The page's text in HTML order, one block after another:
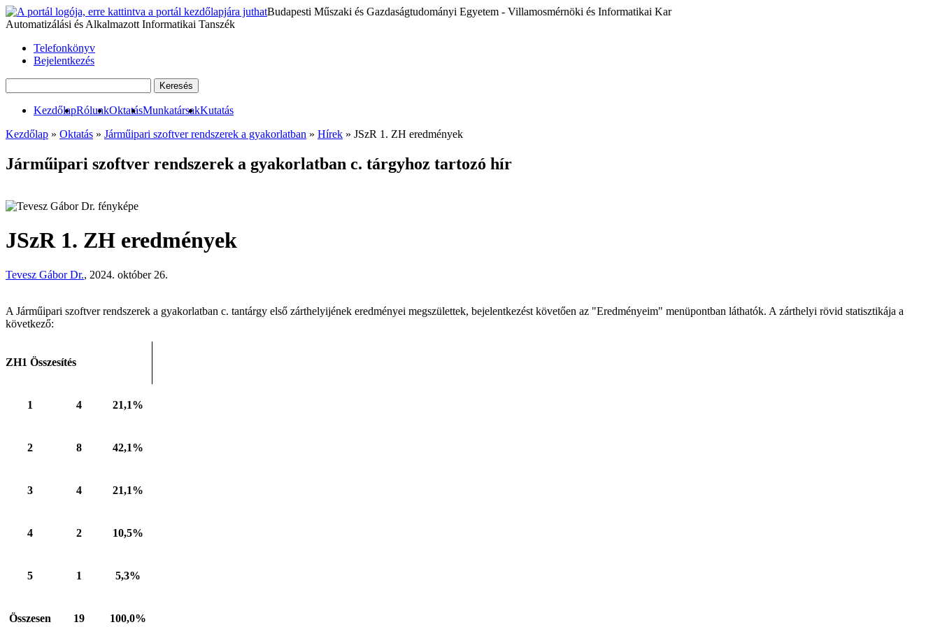
Budapesti Műszaki és Gazdaságtudományi Egyetem - Villamosmérnöki és Informatikai Kar
Automatizálási és Alkalmazott Informatikai Tanszék
Telefonkönyv
Bejelentkezés
KezdőlapRólunkOktatásMunkatársakKutatás
Kezdőlap » Oktatás » Járműipari szoftver rendszerek a gyakorlatban » Hírek » JSzR 1. ZH eredmények
Járműipari szoftver rendszerek a gyakorlatban c. tárgyhoz tartozó hír
JSzR 1. ZH eredmények
Tevesz Gábor Dr., 2024. október 26.
A Járműipari szoftver rendszerek a gyakorlatban c. tantárgy első zárthelyijének eredményei megszülettek, bejelentkezést követően az "Eredményeim" menüpontban láthatók. A zárthelyi rövid statisztikája a
következő:
ZH1 Összesítés
1 4 21,1%
2 8 42,1%
3 4 21,1%
4 2 10,5%
5 1 5,3%
Összesen 19 100,0%